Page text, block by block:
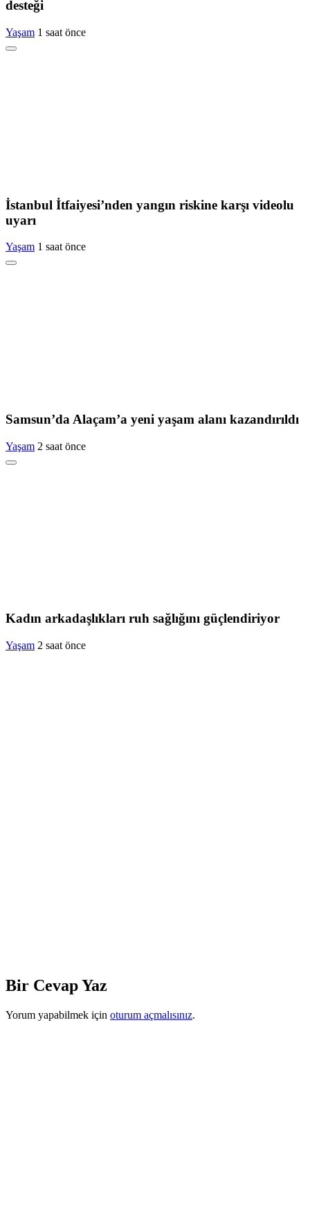
desteği
Yaşam 1 saat önce
İstanbul İtfaiyesi’nden yangın riskine karşı videolu
uyarı
Yaşam 1 saat önce
Samsun’da Alaçam’a yeni yaşam alanı kazandırıldı
Yaşam 2 saat önce
Kadın arkadaşlıkları ruh sağlığını güçlendiriyor
Yaşam 2 saat önce
Bir Cevap Yaz
Yorum yapabilmek için oturum açmalısınız.